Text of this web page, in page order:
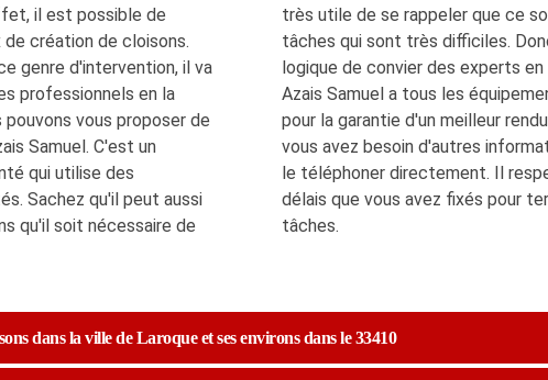
il est possible de
création de cloisons.
genre d'intervention, il va
professionnels en la
pouvons vous proposer de
Samuel. C'est un
qui utilise des
Sachez qu'il peut aussi
qu'il soit nécessaire de
très utile de se rappeler que ce
tâches qui sont très difficiles.
logique de convier des experts en
Azais Samuel a tous les
pour la garantie d'un meilleur
vous avez besoin d'autres
le téléphoner directement. Il
délais que vous avez fixés pour
tâches.
dans la ville de Laroque et ses environs dans le 33410